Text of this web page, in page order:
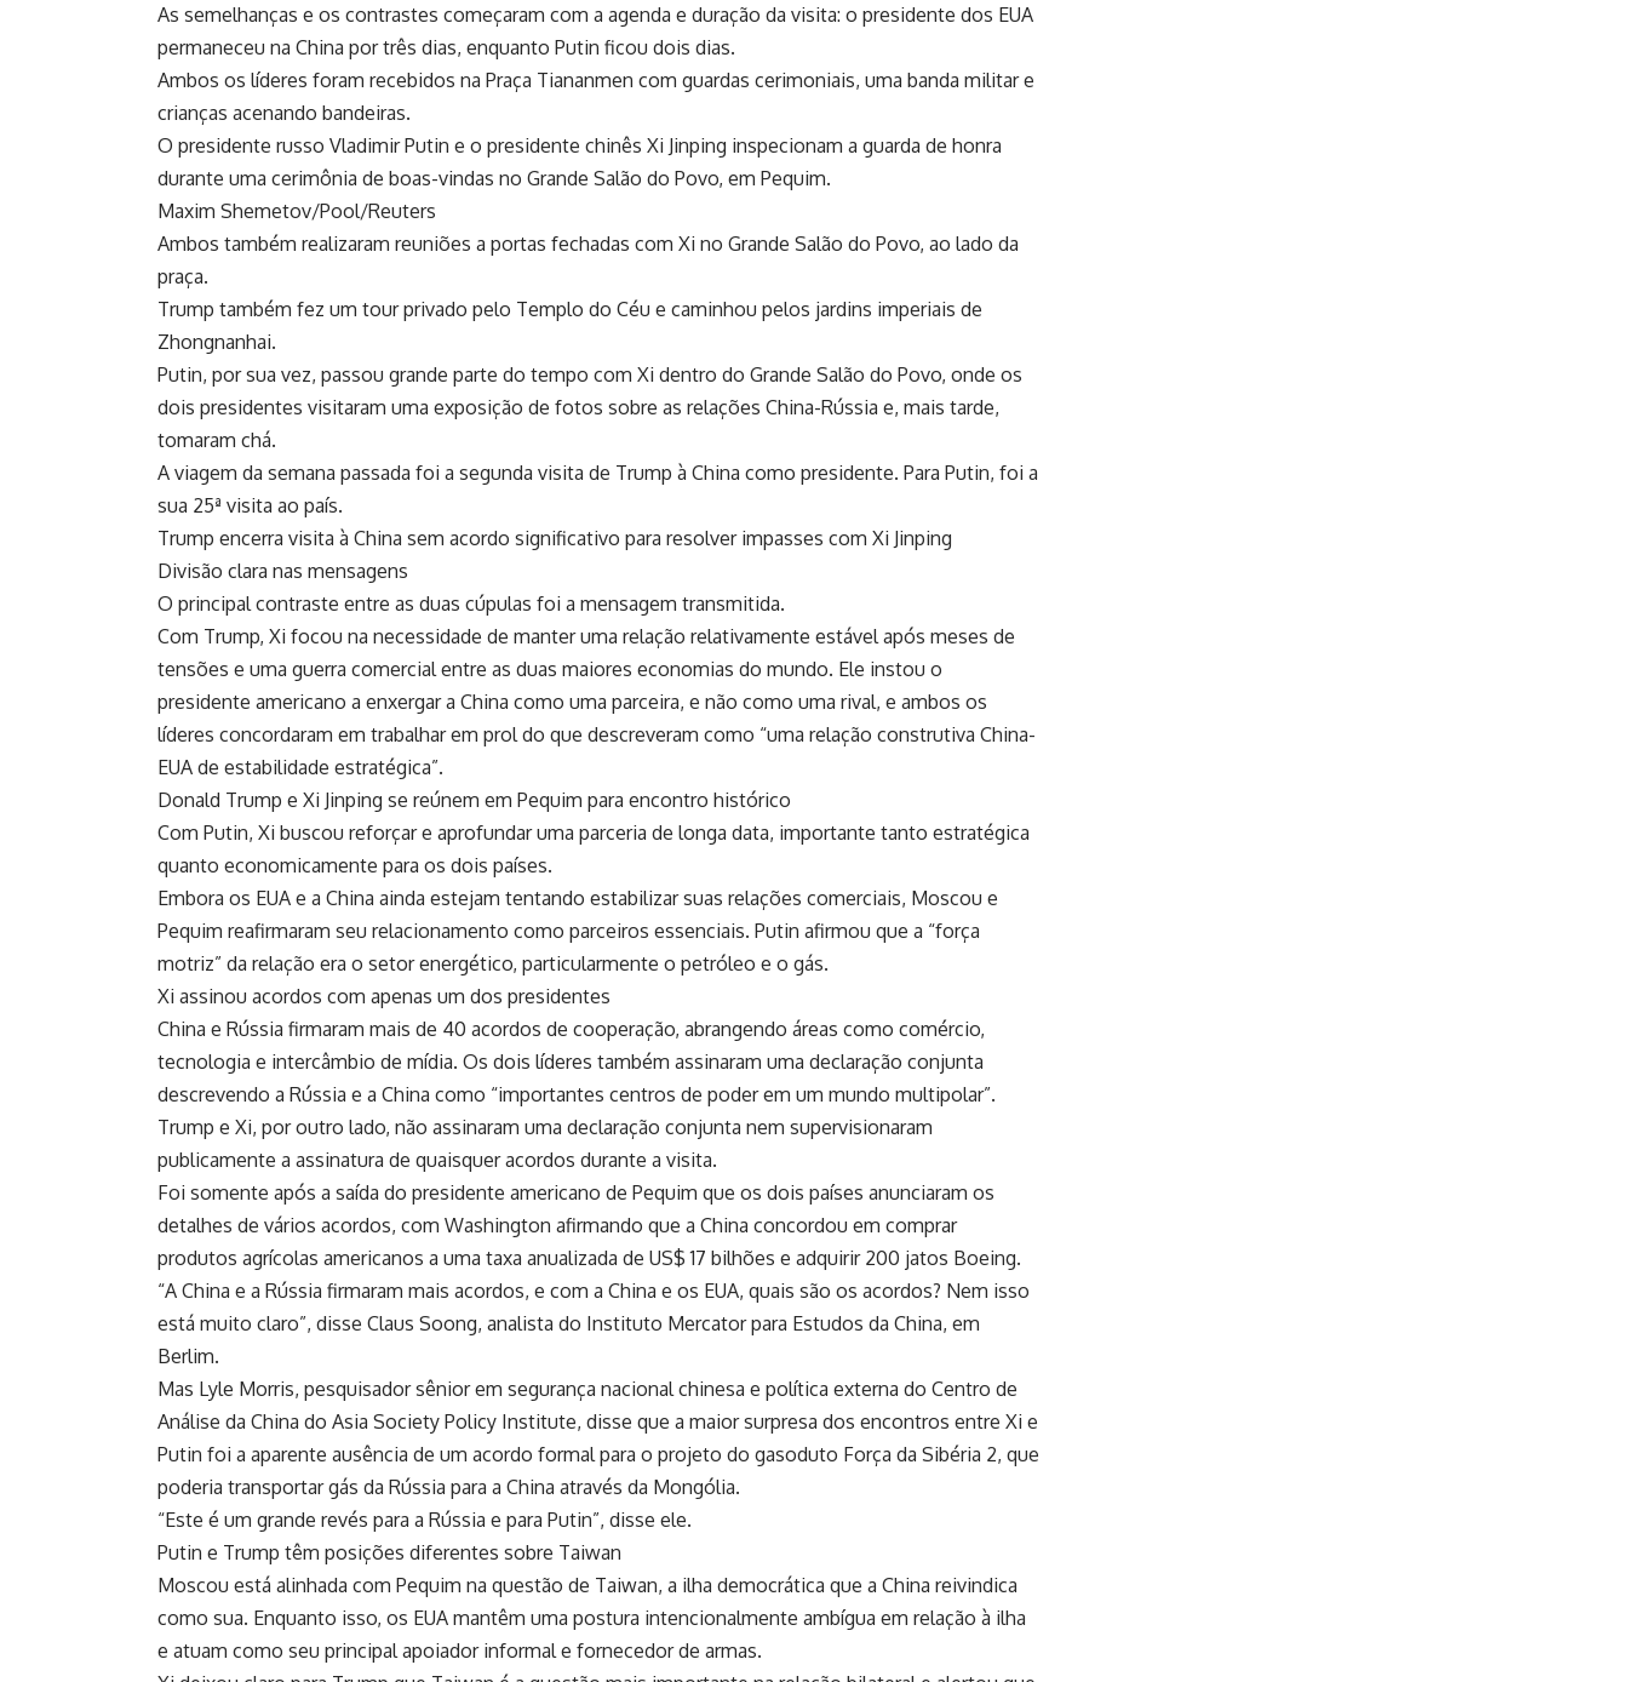
As semelhanças e os contrastes começaram com a agenda e duração da visita: o presidente dos EUA
permaneceu na China por três dias, enquanto Putin ficou dois dias.
Ambos os líderes foram recebidos na Praça Tiananmen com guardas cerimoniais, uma banda militar e
crianças acenando bandeiras.
O presidente russo Vladimir Putin e o presidente chinês Xi Jinping inspecionam a guarda de honra
durante uma cerimônia de boas-vindas no Grande Salão do Povo, em Pequim.
Maxim Shemetov/Pool/Reuters
Ambos também realizaram reuniões a portas fechadas com Xi no Grande Salão do Povo, ao lado da
praça.
Trump também fez um tour privado pelo Templo do Céu e caminhou pelos jardins imperiais de
Zhongnanhai.
Putin, por sua vez, passou grande parte do tempo com Xi dentro do Grande Salão do Povo, onde os
dois presidentes visitaram uma exposição de fotos sobre as relações China-Rússia e, mais tarde,
tomaram chá.
A viagem da semana passada foi a segunda visita de Trump à China como presidente. Para Putin, foi a
sua 25ª visita ao país.
Trump encerra visita à China sem acordo significativo para resolver impasses com Xi Jinping
Divisão clara nas mensagens
O principal contraste entre as duas cúpulas foi a mensagem transmitida.
Com Trump, Xi focou na necessidade de manter uma relação relativamente estável após meses de
tensões e uma guerra comercial entre as duas maiores economias do mundo. Ele instou o
presidente americano a enxergar a China como uma parceira, e não como uma rival, e ambos os
líderes concordaram em trabalhar em prol do que descreveram como “uma relação construtiva China-
EUA de estabilidade estratégica”.
Donald Trump e Xi Jinping se reúnem em Pequim para encontro histórico
Com Putin, Xi buscou reforçar e aprofundar uma parceria de longa data, importante tanto estratégica
quanto economicamente para os dois países.
Embora os EUA e a China ainda estejam tentando estabilizar suas relações comerciais, Moscou e
Pequim reafirmaram seu relacionamento como parceiros essenciais. Putin afirmou que a “força
motriz” da relação era o setor energético, particularmente o petróleo e o gás.
Xi assinou acordos com apenas um dos presidentes
China e Rússia firmaram mais de 40 acordos de cooperação, abrangendo áreas como comércio,
tecnologia e intercâmbio de mídia. Os dois líderes também assinaram uma declaração conjunta
descrevendo a Rússia e a China como “importantes centros de poder em um mundo multipolar”.
Trump e Xi, por outro lado, não assinaram uma declaração conjunta nem supervisionaram
publicamente a assinatura de quaisquer acordos durante a visita.
Foi somente após a saída do presidente americano de Pequim que os dois países anunciaram os
detalhes de vários acordos, com Washington afirmando que a China concordou em comprar
produtos agrícolas americanos a uma taxa anualizada de US$ 17 bilhões e adquirir 200 jatos Boeing.
“A China e a Rússia firmaram mais acordos, e com a China e os EUA, quais são os acordos? Nem isso
está muito claro”, disse Claus Soong, analista do Instituto Mercator para Estudos da China, em
Berlim.
Mas Lyle Morris, pesquisador sênior em segurança nacional chinesa e política externa do Centro de
Análise da China do Asia Society Policy Institute, disse que a maior surpresa dos encontros entre Xi e
Putin foi a aparente ausência de um acordo formal para o projeto do gasoduto Força da Sibéria 2, que
poderia transportar gás da Rússia para a China através da Mongólia.
“Este é um grande revés para a Rússia e para Putin”, disse ele.
Putin e Trump têm posições diferentes sobre Taiwan
Moscou está alinhada com Pequim na questão de Taiwan, a ilha democrática que a China reivindica
como sua. Enquanto isso, os EUA mantêm uma postura intencionalmente ambígua em relação à ilha
e atuam como seu principal apoiador informal e fornecedor de armas.